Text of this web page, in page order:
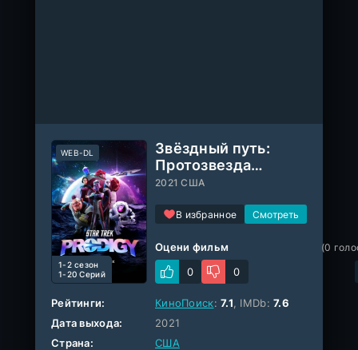
Звёздный путь:
Протозвезда
(сериал 2021 –
2021 США
В избранное
WEB-DL
1-2 cезон
1-20 Серий
Оцени фильм
0
0
(0
Рейтинги: КиноПоиск:7.1, IMDb:7.6
Дата выхода:
2021
Страна:
США